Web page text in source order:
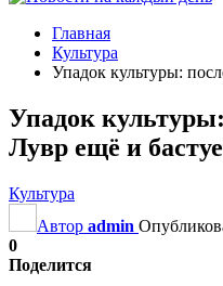
Главная
Культура
Упадок культуры:
Упадок
Лувр ещё и
Культура
Автор admin
0
Поделится